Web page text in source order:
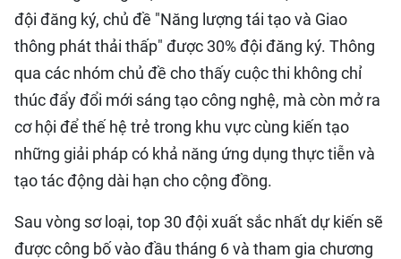
đội đăng ký, chủ đề "Năng lượng tái tạo và Giao
thông phát thải thấp" được 30% đội đăng ký. Thông
qua các nhóm chủ đề cho thấy cuộc thi không chỉ
thúc đẩy đổi mới sáng tạo công nghệ, mà còn mở ra
cơ hội để thế hệ trẻ trong khu vực cùng kiến tạo
những giải pháp có khả năng ứng dụng thực tiễn và
tạo tác động dài hạn cho cộng đồng.
Sau vòng sơ loại, top 30 đội xuất sắc nhất dự kiến sẽ
được công bố vào đầu tháng 6 và tham gia chương